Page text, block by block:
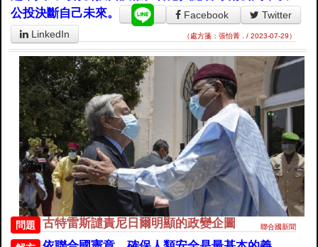
公投決斷自己未來。
Facebook
Twitter
LinkedIn
（處方箋：張怡菁 . / 2023-07-29）
問題 古特雷斯譴責尼日爾明顯的政變企圖 聯合國新聞